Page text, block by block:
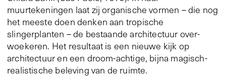
muurtekeningen laat zij organische vormen – die nog
het meeste doen denken aan tropische
slingerplanten – de bestaande architectuur over-
woekeren. Het resultaat is een nieuwe kijk op
architectuur en een droom-achtige, bijna magisch-
realistische beleving van de ruimte.